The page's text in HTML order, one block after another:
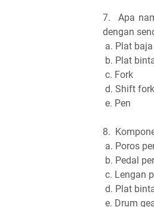
7.
Apa
dengan
a. Plat baja
b. Plat
c. Fork
d. Shift fork
e. Pen
8.
a. Poros
b. Pedal
c. Lengan
d. Plat
e. Drum